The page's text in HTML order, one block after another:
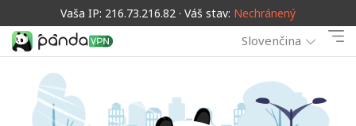
Vaša IP: 216.73.216.82 · Váš stav: Nechránený
Slovenčina